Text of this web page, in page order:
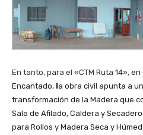
En tanto, para el «CTM Ruta 14», en
Encantado, la obra civil apunta a
transformación de la Madera que
Sala de Afilado, Caldera y
para Rollos y Madera Seca y